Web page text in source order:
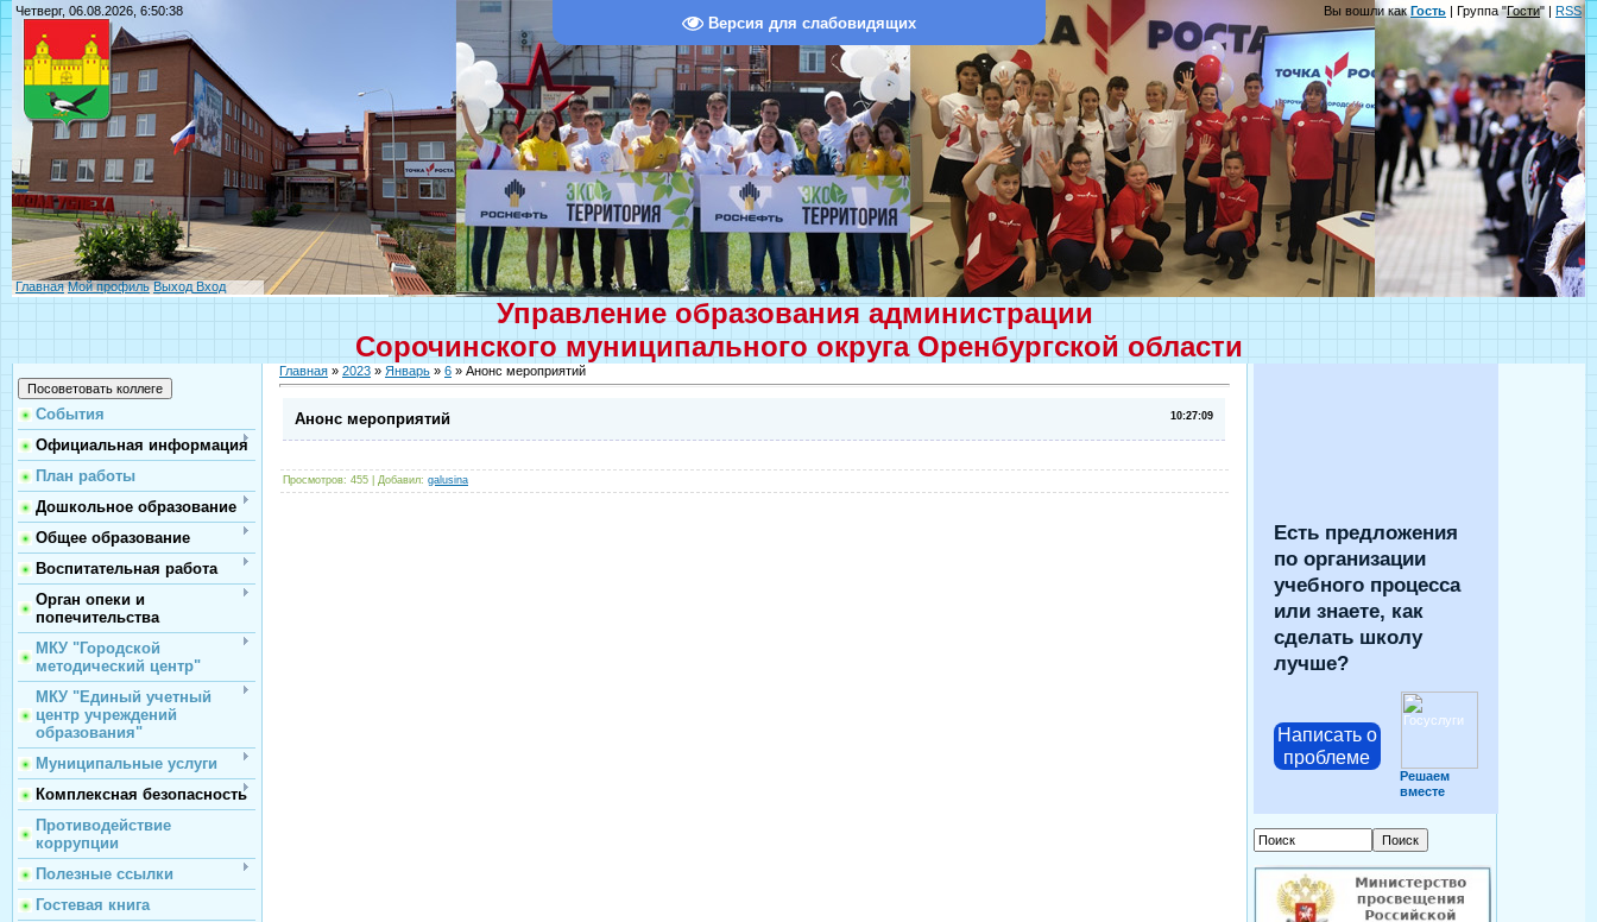
Версия для слабовидящих
Четверг, 06.08.2026, 6:50:38 Вы вошли какГость | Группа "Гости" | RSS
Главная Мой профиль Выход Вход
Управление образования администрации
Сорочинского муниципального округа Оренбургской области
События
Официальная информация
План работы
Дошкольное образование
Общее образование
Воспитательная работа
Орган опеки и
попечительства
МКУ "Городской
методический центр"
МКУ "Единый учетный
центр учреждений
образования"
Муниципальные услуги
Комплексная безопасность
Противодействие
коррупции
Полезные ссылки
Гостевая книга
Главная » 2023 » Январь » 6 » Анонс мероприятий
10:27:09
Анонс мероприятий
Просмотров: 455 | Добавил: galusina
Есть предложения
по организации
учебного процесса
или знаете, как
сделать школу
лучше?
Написать о
проблеме
Решаем
вместе